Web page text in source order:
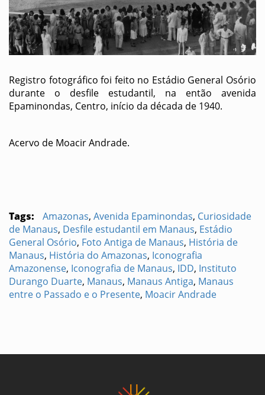
Registro fotográfico foi feito no Estádio General Osório
durante o desfile estudantil, na então avenida
Epaminondas, Centro, início da década de 1940.
Acervo de Moacir Andrade.
Tags: Amazonas, Avenida Epaminondas, Curiosidade
de Manaus, Desfile estudantil em Manaus, Estádio
General Osório, Foto Antiga de Manaus, História de
Manaus, História do Amazonas, Iconografia
Amazonense, Iconografia de Manaus, IDD, Instituto
Durango Duarte, Manaus, Manaus Antiga, Manaus
entre o Passado e o Presente, Moacir Andrade